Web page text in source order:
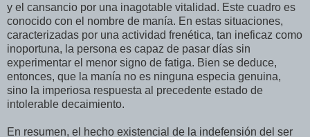
y el cansancio por una inagotable vitalidad. Este cuadro es
conocido con el nombre de manía. En estas situaciones,
caracterizadas por una actividad frenética, tan ineficaz como
inoportuna, la persona es capaz de pasar días sin
experimentar el menor signo de fatiga. Bien se deduce,
entonces, que la manía no es ninguna especia genuina,
sino la imperiosa respuesta al precedente estado de
intolerable decaimiento.
En resumen, el hecho existencial de la indefensión del ser